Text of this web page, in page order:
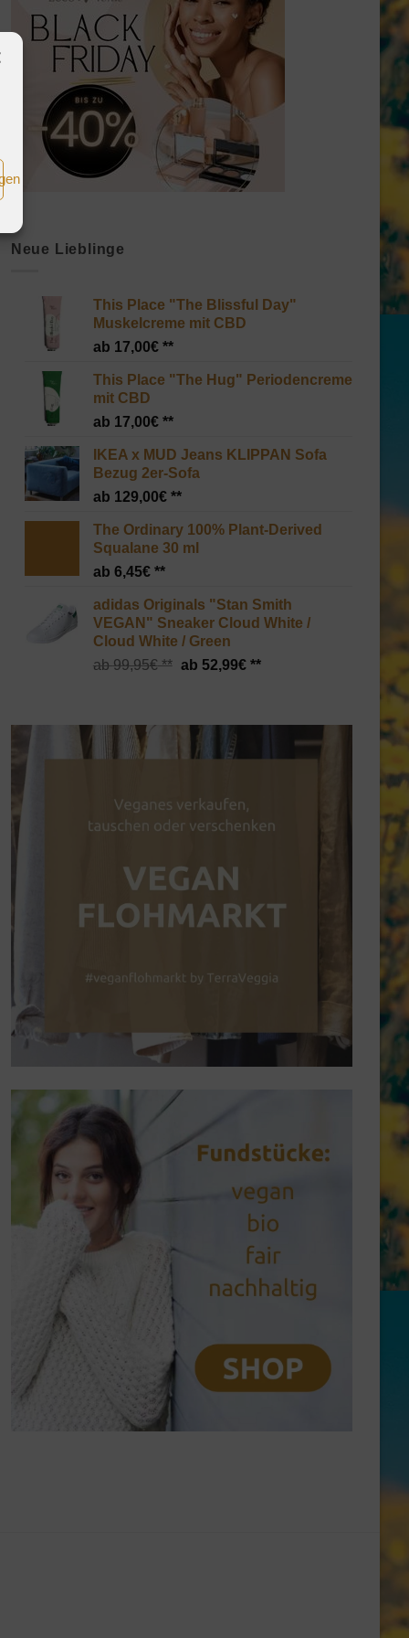
Neue Lieblinge
This Place "The Blissful Day"
Muskelcreme mit CBD
17,00€
This Place "The Hug" Periodencreme
mit CBD
17,00€
IKEA x MUD Jeans KLIPPAN Sofa
Bezug 2er-Sofa
129,00€
The Ordinary 100% Plant-Derived
Squalane 30 ml
6,45€
adidas Originals "Stan Smith
VEGAN" Sneaker Cloud White /
Cloud White / Green
99,95€
Ursprünglicher
99,95€
52,99€
Aktueller
52,99€.